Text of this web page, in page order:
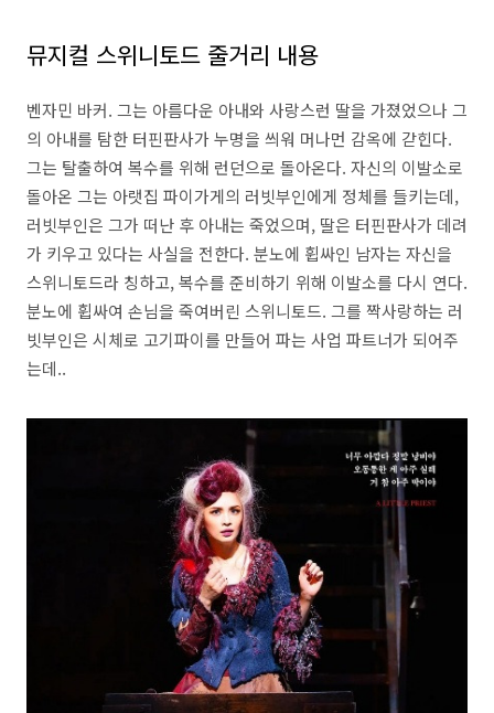
뮤지컬 스위니토드 줄거리 내용
벤자민 바커. 그는 아름다운 아내와 사랑스런 딸을 가졌었으나 그
의 아내를 탐한 터핀판사가 누명을 씌워 머나먼 감옥에 갇힌다.
그는 탈출하여 복수를 위해 런던으로 돌아온다. 자신의 이발소로
돌아온 그는 아랫집 파이가게의 러빗부인에게 정체를 들키는데,
러빗부인은 그가 떠난 후 아내는 죽었으며, 딸은 터핀판사가 데려
가 키우고 있다는 사실을 전한다. 분노에 휩싸인 남자는 자신을
스위니토드라 칭하고, 복수를 준비하기 위해 이발소를 다시 연다.
분노에 휩싸여 손님을 죽여버린 스위니토드. 그를 짝사랑하는 러
빗부인은 시체로 고기파이를 만들어 파는 사업 파트너가 되어주
는데..